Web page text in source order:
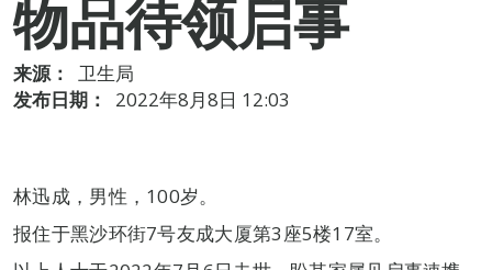
物品待领启事
来源：
卫生局
发布日期：
2022年8月8日 12:03
林迅成，男性，100岁。
报住于黑沙环街7号友成大厦第3座5楼17室。